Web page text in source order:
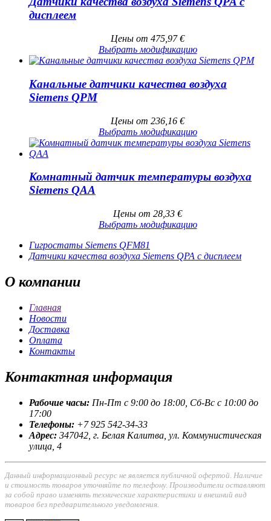
дисплеем
Цены от 475,97 €
Выбрать модификацию
Канальные датчики качества воздуха
Siemens QPM
Цены от 236,16 €
Выбрать модификацию
Комнатный датчик температуры воздуха
Siemens QAA
Цены от 28,33 €
Выбрать модификацию
Гигростаты Siemens QFM81
Датчики качества воздуха Siemens QPA с дисплеем
О компании
Главная
Новости
Доставка
Оплата
Контакты
Контактная информация
Рабочие часы: Пн-Пт с 9:00 до 18:00, Сб-Вс с 10:00 до
17:00
Телефоны: +7 925 542-34-33
Адрес: 347042, г. Белая Калитва, ул. Коммунистическая
улица, 4
Данный информационный ресурс не является публичной офертой. Наличие
и стоимость товаров уточняйте по телефону. Производители оставляют
за собой право изменять технические характеристики и внешний вид
товаров без предварительного уведомления.